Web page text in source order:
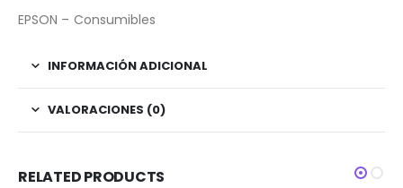
EPSON – Consumibles
INFORMACIÓN ADICIONAL
VALORACIONES (0)
RELATED PRODUCTS